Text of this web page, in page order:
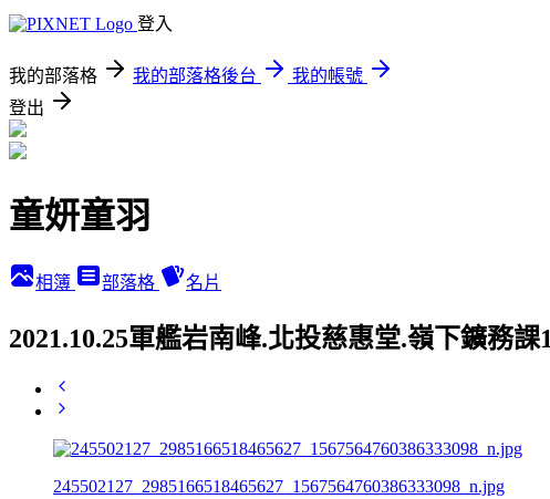
登入
我的部落格 我的部落格後台
我的帳號
登出
童妍童羽
相簿 部落格 名片
2021.10.25軍艦岩南峰.北投慈惠堂.嶺下鑛務
245502127_2985166518465627_1567564760386333098_n.jpg